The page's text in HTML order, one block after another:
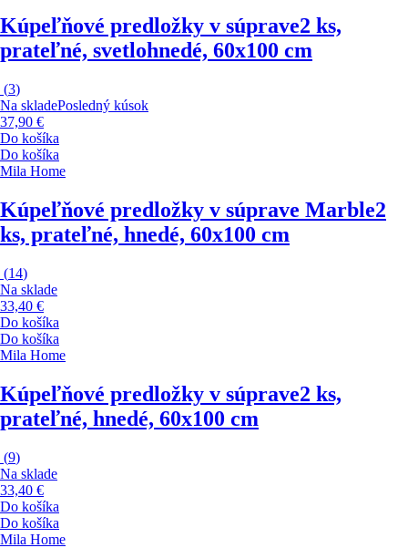
Kúpeľňové predložky v súprave2 ks,
prateľné, svetlohnedé, 60x100 cm
(3)
Na skladePosledný kúsok
37,90 €
Do košíka
Do košíka
Mila Home
Kúpeľňové predložky v súprave Marble2
ks, prateľné, hnedé, 60x100 cm
(14)
Na sklade
33,40 €
Do košíka
Do košíka
Mila Home
Kúpeľňové predložky v súprave2 ks,
prateľné, hnedé, 60x100 cm
(9)
Na sklade
33,40 €
Do košíka
Do košíka
Mila Home